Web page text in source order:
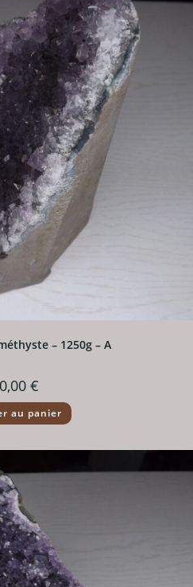
– 1250g – A
€
au panier